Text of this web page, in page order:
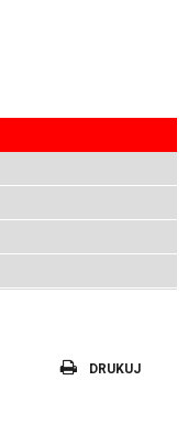
DRUKUJ